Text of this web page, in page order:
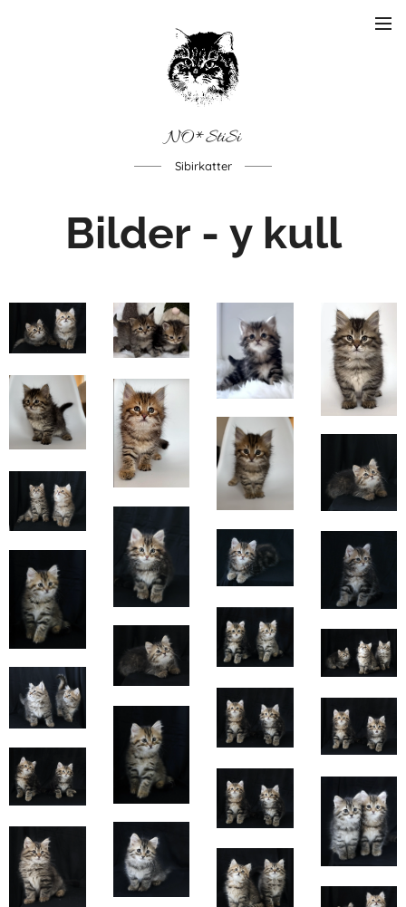
NO*StiSi
Sibirkatter
Bilder - y kull